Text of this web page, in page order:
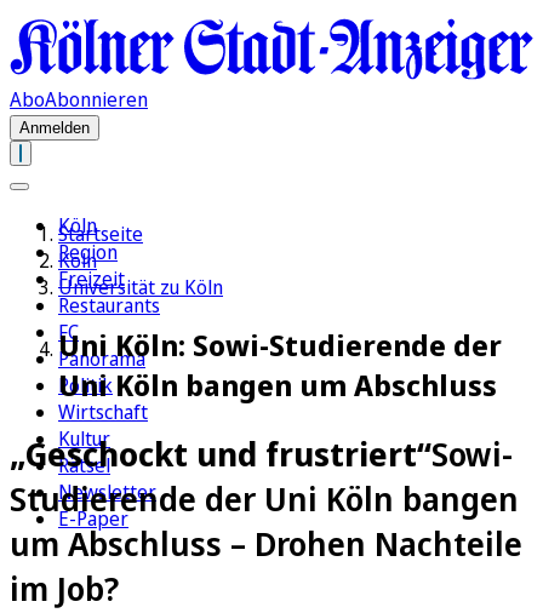
AboAbonnieren
Anmelden
Köln
Region
Freizeit
Restaurants
FC
Panorama
Politik
Wirtschaft
Kultur
Rätsel
Newsletter
E-Paper
Startseite
Köln
Universität zu Köln
Uni Köln: Sowi-Studierende der
Uni Köln bangen um Abschluss
„Geschockt und frustriert“Sowi-
Studierende der Uni Köln bangen
um Abschluss – Drohen Nachteile
im Job?